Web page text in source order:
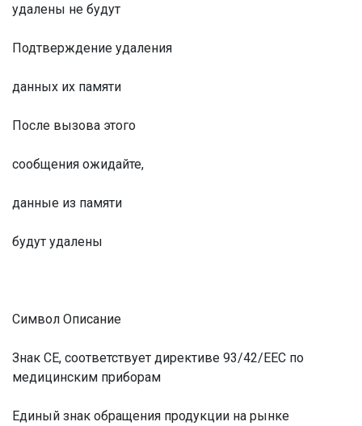
удалены не будут
Подтверждение удаления
данных их памяти
После вызова этого
сообщения ожидайте,
данные из памяти
будут удалены
Символ Описание
Знак СЕ, соответствует директиве 93/42/EEC по
медицинским приборам
Единый знак обращения продукции на рынке